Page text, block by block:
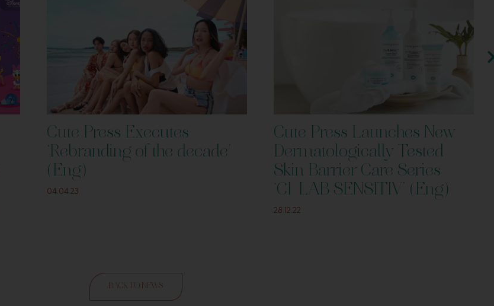
Cute Press Executes
‘Rebranding of the decade’
(Eng)
04.04.23
Cute Press Launches New
Dermatologically Tested
Skin Barrier Care Series
‘CI-LAB SENSITIV’ (Eng)
28.12.22
BACK TO NEWS